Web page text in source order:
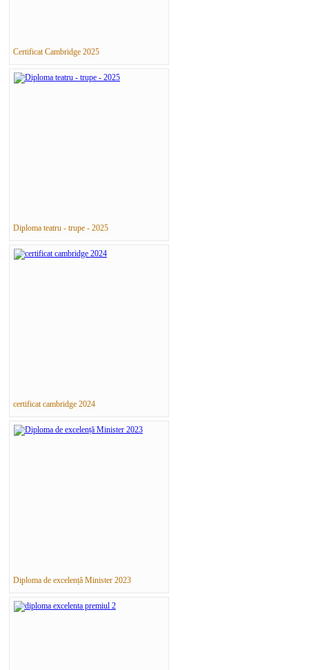
Certificat Cambridge 2025
Diploma teatru - trupe - 2025
certificat cambridge 2024
Diploma de excelență Minister 2023